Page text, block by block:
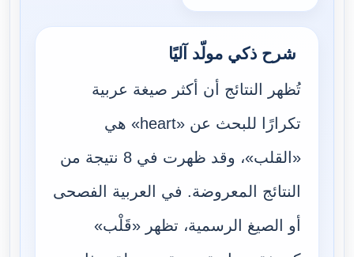
شرح ذكي مولّد آليًا
تُظهر النتائج أن أكثر صيغة عربية
تكرارًا للبحث عن «heart» هي
«القلب»، وقد ظهرت في 8 نتيجة من
النتائج المعروضة. في العربية الفصحى
أو الصيغ الرسمية، تظهر «قَلْب»